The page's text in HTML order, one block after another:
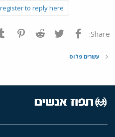
to reply here.
Share: פייסבוק Twitter
Reddit
עשרים פלוס